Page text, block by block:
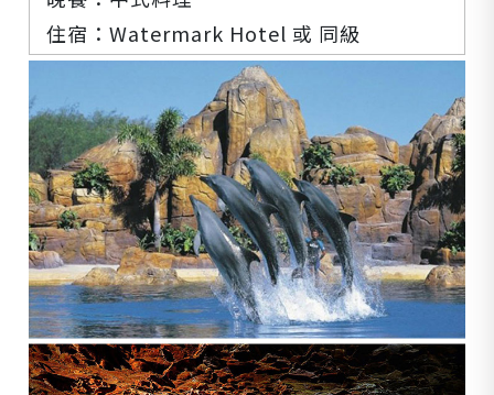
住宿：Watermark Hotel 或 同級